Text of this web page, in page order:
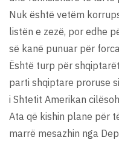
Nuk është vetëm
listën e zezë, por edhe
së kanë punuar për
Është turp për
parti shqiptare proruse
i Shtetit Amerikan
Ata që kishin plane për
marrë mesazhin nga